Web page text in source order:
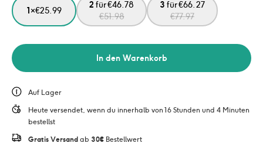
1×€25.99
2 für€46.78
€51.98
3 für€66.27
€77.97
In den Warenkorb
Auf Lager
Heute versendet, wenn du innerhalb von 16 Stunden und 4 Minuten
bestellst
Gratis Versand ab 30€ Bestellwert